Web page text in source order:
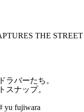
ラバーたち。
スナップ。
yu fujiwara